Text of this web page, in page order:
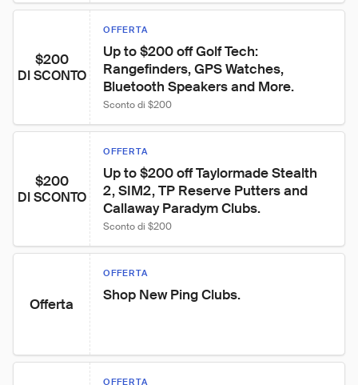
$200
DI SCONTO
OFFERTA
Up to $200 off Golf Tech:
Rangefinders, GPS Watches,
Bluetooth Speakers and More.
Sconto di $200
$200
DI SCONTO
OFFERTA
Up to $200 off Taylormade Stealth
2, SIM2, TP Reserve Putters and
Callaway Paradym Clubs.
Sconto di $200
Offerta
OFFERTA
Shop New Ping Clubs.
OFFERTA